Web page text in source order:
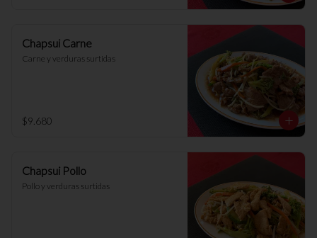
Chapsui Carne
Carne y verduras surtidas
$9.680
Chapsui Pollo
Pollo y verduras surtidas